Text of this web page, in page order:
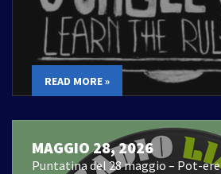
READ MORE »
MAGGIO 28, 2026
Puntatina del 28 maggio – Pot-ere